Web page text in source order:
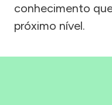
conhecimento
próximo nível.